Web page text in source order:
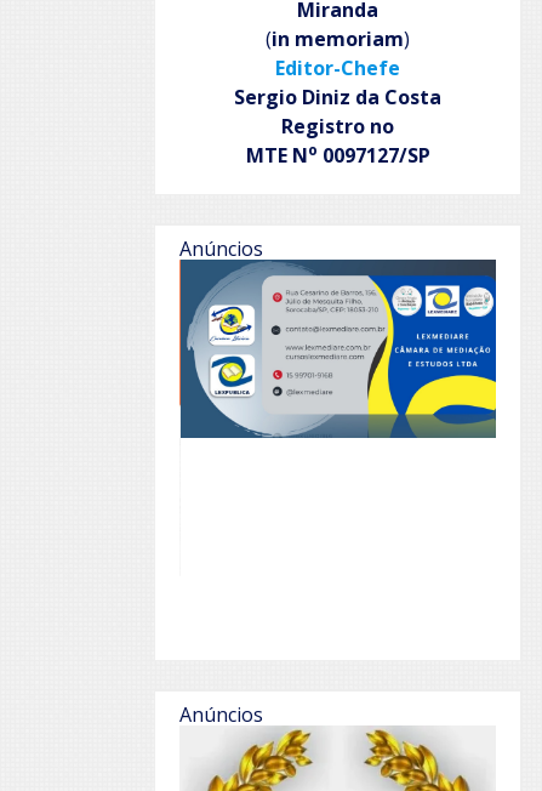
Miranda
(in memoriam)
Editor-Chefe
Sergio Diniz da Costa
Registro no
MTE No 0097127/SP
Anúncios
Anúncios